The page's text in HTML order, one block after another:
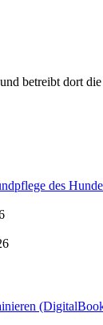
betreibt dort
des